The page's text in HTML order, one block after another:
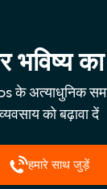
का
के अत्याधुनिक
व्यवसाय को बढ़ावा दें
हमारे साथ जुड़ें